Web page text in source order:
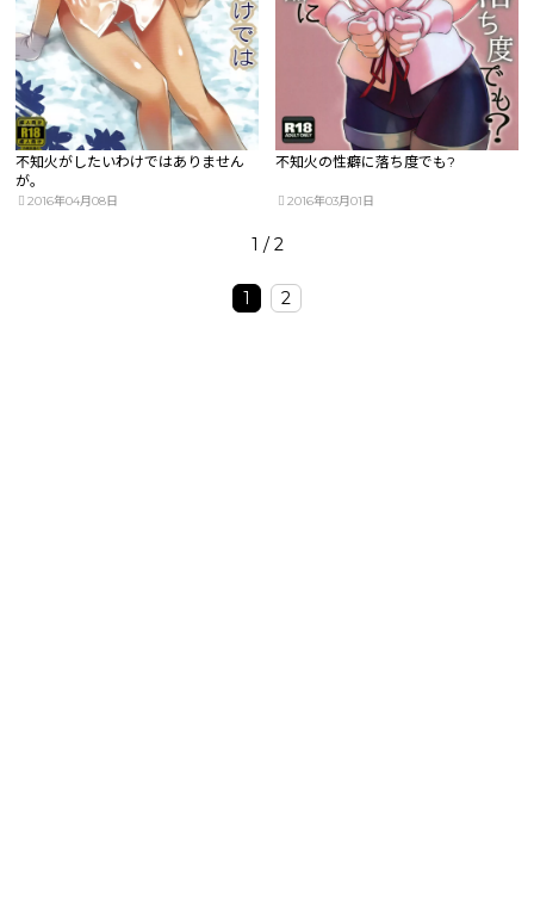
不知火がしたいわけではありません
が。
2016年04月08日
不知火の性癖に落ち度でも?
2016年03月01日
1 / 2
1 2